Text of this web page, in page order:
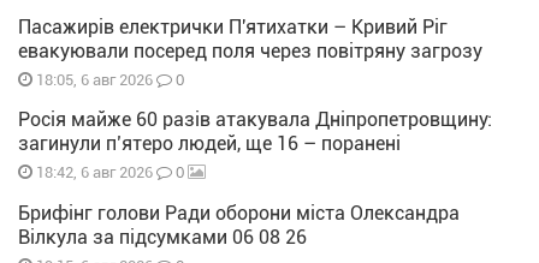
Пасажирів електрички П'ятихатки – Кривий Ріг
евакуювали посеред поля через повітряну загрозу
18:05, 6 авг 2026 0
Росія майже 60 разів атакувала Дніпропетровщину:
загинули п’ятеро людей, ще 16 – поранені
18:42, 6 авг 2026 0
Брифінг голови Ради оборони міста Олександра
Вілкула за підсумками 06 08 26